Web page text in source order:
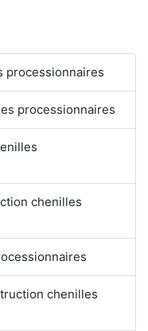
processionnaires
processionnaires
chenilles
chenilles